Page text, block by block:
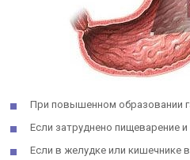
При повышенном образовании
Если затруднено пищеварение
Если в желудке или кишечнике